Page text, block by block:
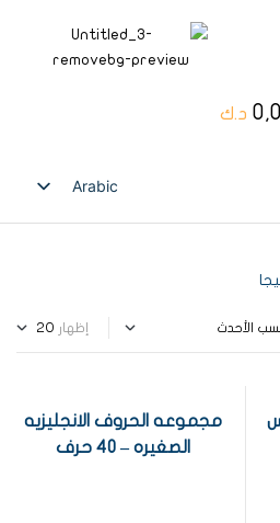
د.ك
Arabic
English
إظهار
مجموعه الحروف الانجليزيه
الصغيره – 40 حرف